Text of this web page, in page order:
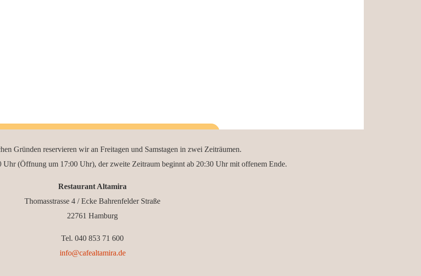
Gründen reservieren wir an Freitagen und Samstagen in zwei Zeiträumen.
Uhr (Öffnung um 17:00 Uhr), der zweite Zeitraum beginnt ab 20:30 Uhr mit offenem Ende.
Restaurant Altamira
Thomasstrasse 4 / Ecke Bahrenfelder Straße
22761 Hamburg
Tel. 040 853 71 600
info@cafealtamira.de